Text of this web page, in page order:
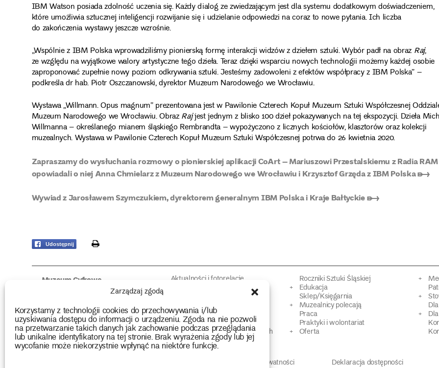
Zarządzaj zgodą
Korzystamy z technologii cookies do przechowywania i/lub
uzyskiwania dostępu do informacji o urządzeniu. Zgoda na nie pozwoli
na przetwarzanie takich danych jak zachowanie podczas przeglądania
lub unikalne identyfikatory na tej stronie. Brak wyrażenia zgody lub jej
wycofanie może niekorzystnie wpłynąć na niektóre funkcje.
IBM Watson posiada zdolność uczenia się. Każdy dialog ze zwiedzającym jest dla systemu dodatkowym doświadczeniem,
które umożliwia sztucznej inteligencji rozwijanie się i udzielanie odpowiedzi na coraz to nowe pytania. Ich liczba
do zakończenia wystawy jeszcze wzrośnie.
„Wspólnie z IBM Polska wprowadziliśmy pionierską formę interakcji widzów z dziełem sztuki. Wybór padł na obraz Raj,
ze względu na wyjątkowe walory artystyczne tego dzieła. Teraz dzięki wsparciu nowych technologii możemy każdej osobie
zaproponować zupełnie nowy poziom odkrywania sztuki. Jesteśmy zadowoleni z efektów współpracy z IBM Polska” –
podkreśla dr hab. Piotr Oszczanowski, dyrektor Muzeum Narodowego we Wrocławiu.
Wystawa „Willmann. Opus magnum” prezentowana jest w Pawilonie Czterech Kopuł Muzeum Sztuki Współczesnej
Muzeum Narodowego we Wrocławiu. ObrazRajjest jednym z blisko 100 dzieł pokazywanych na tej ekspozycji. Dzieła
Willmanna – określanego mianem śląskiego Rembrandta – wypożyczono z licznych kościołów, klasztorów oraz kolekcji
muzealnych. Wystawa w Pawilonie Czterech Kopuł Muzeum Sztuki Współczesnej potrwa do 26 kwietnia 2020.
Zapraszamy do wysłuchania rozmowy o pionierskiej aplikacji CoArt – Mariuszowi Przestalskiemu z Radia RAM
opowiadali o niej Anna Chmielarz z Muzeum Narodowego we Wrocławiu i Krzysztof Grzęda z IBM Polska ➸
Wywiad z Jarosławem Szymczukiem, dyrektorem generalnym IBM Polska i Kraje Bałtyckie ➸
Udostępnij print
Muzeum Cyfrowe
Użyczenia obiektów
Biblioteka
Wydawnictwo
Multimedia
Aktualności i fotorelacje
Muzealne rozmowy
Kolekcja
Europejskie Dni Dziedzictwa
Programy badań strat wojennych
Roczniki Sztuki Śląskiej
Edukacja
Sklep/Księgarnia
Muzealnicy polecają
Praca
Praktyki i wolontariat
Oferta
Polityka prywatności Deklaracja dostępności